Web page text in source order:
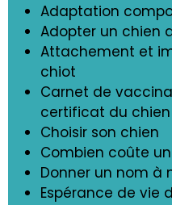
Adaptation
Adopter un chien
Attachement et
chiot
Carnet de
certificat du chien
Choisir son chien
Combien coûte
Donner un nom à
Espérance de vie